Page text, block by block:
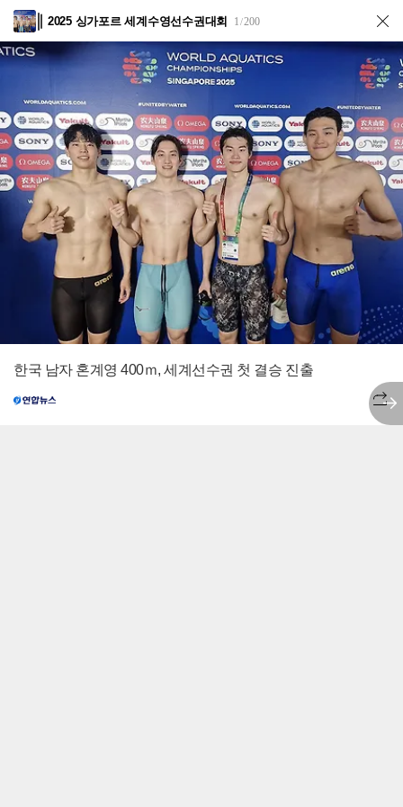
2025 싱가포르 세계수영선수권대회 1/200
한국 남자 혼계영 400ｍ, 세계선수권 첫 결승 진출